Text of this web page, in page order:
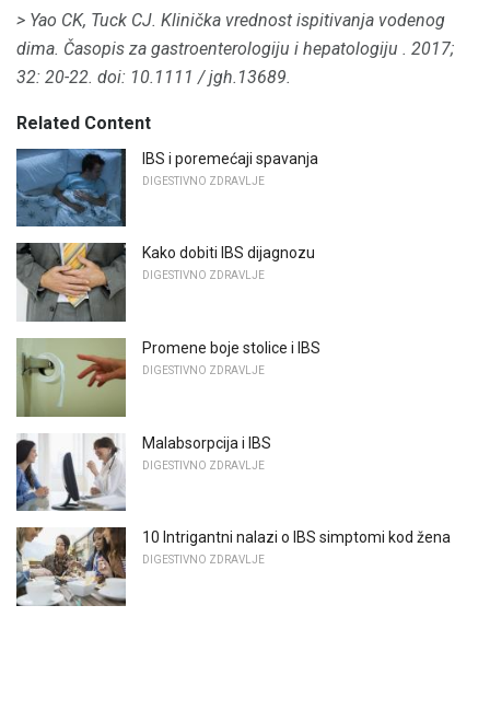
> Yao CK, Tuck CJ. Klinička vrednost ispitivanja vodenog
dima. Časopis za gastroenterologiju i hepatologiju . 2017;
32: 20-22. doi: 10.1111 / jgh.13689.
Related Content
IBS i poremećaji spavanja
DIGESTIVNO ZDRAVLJE
Kako dobiti IBS dijagnozu
DIGESTIVNO ZDRAVLJE
Promene boje stolice i IBS
DIGESTIVNO ZDRAVLJE
Malabsorpcija i IBS
DIGESTIVNO ZDRAVLJE
10 Intrigantni nalazi o IBS simptomi kod žena
DIGESTIVNO ZDRAVLJE